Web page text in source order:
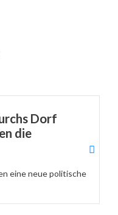
Dorf
die
eine neue politische